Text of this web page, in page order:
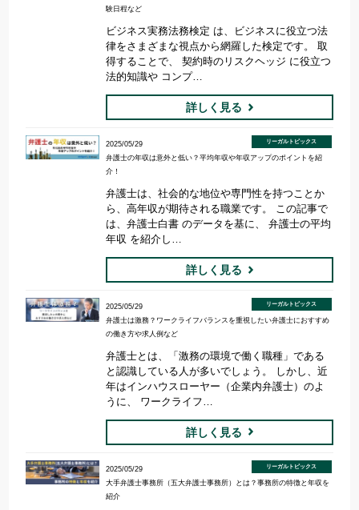
験日程など
ビジネス実務法務検定 は、ビジネスに役立つ法
律をさまざまな視点から網羅した検定です。 取
得することで、 契約時のリスクヘッジ に役立つ
法的知識や コンプ…
詳しく見る
2025/05/29
弁護士の年収は意外と低い？平均年収や年収アップのポイントを紹
介！
リーガルトピックス
弁護士は、社会的な地位や専門性を持つことか
ら、高年収が期待される職業です。 この記事で
は、弁護士白書 のデータを基に、 弁護士の平均
年収 を紹介し…
詳しく見る
2025/05/29
弁護士は激務？ワークライフバランスを重視したい弁護士におすすめ
の働き方や求人例など
リーガルトピックス
弁護士とは、「激務の環境で働く職種」である
と認識している人が多いでしょう。 しかし、近
年はインハウスローヤー（企業内弁護士）のよ
うに、 ワークライフ…
詳しく見る
2025/05/29
大手弁護士事務所（五大弁護士事務所）とは？事務所の特徴と年収を
紹介
リーガルトピックス